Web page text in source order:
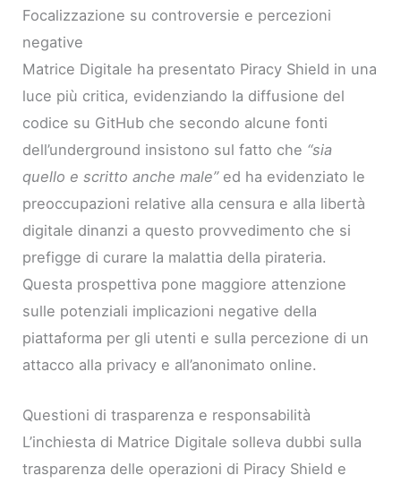
Focalizzazione su controversie e percezioni
negative
Matrice Digitale ha presentato Piracy Shield in una
luce più critica, evidenziando la diffusione del
codice su GitHub che secondo alcune fonti
dell’underground insistono sul fatto che “sia
quello e scritto anche male”ed ha evidenziato le
preoccupazioni relative alla censura e alla libertà
digitale dinanzi a questo provvedimento che si
prefigge di curare la malattia della pirateria.
Questa prospettiva pone maggiore attenzione
sulle potenziali implicazioni negative della
piattaforma per gli utenti e sulla percezione di un
attacco alla privacy e all’anonimato online.
Questioni di trasparenza e responsabilità
L’inchiesta di Matrice Digitale solleva dubbi sulla
trasparenza delle operazioni di Piracy Shield e